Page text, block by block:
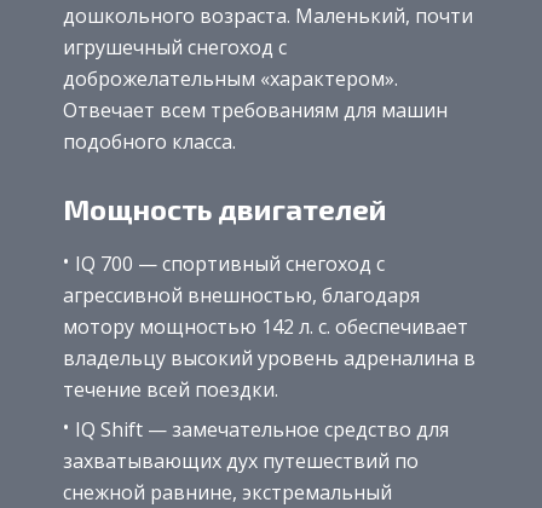
дошкольного возраста. Маленький, почти
игрушечный снегоход с
доброжелательным «характером».
Отвечает всем требованиям для машин
подобного класса.
Мощность двигателей
IQ 700 — спортивный снегоход с
агрессивной внешностью, благодаря
мотору мощностью 142 л. с. обеспечивает
владельцу высокий уровень адреналина в
течение всей поездки.
IQ Shift — замечательное средство для
захватывающих дух путешествий по
снежной равнине, экстремальный